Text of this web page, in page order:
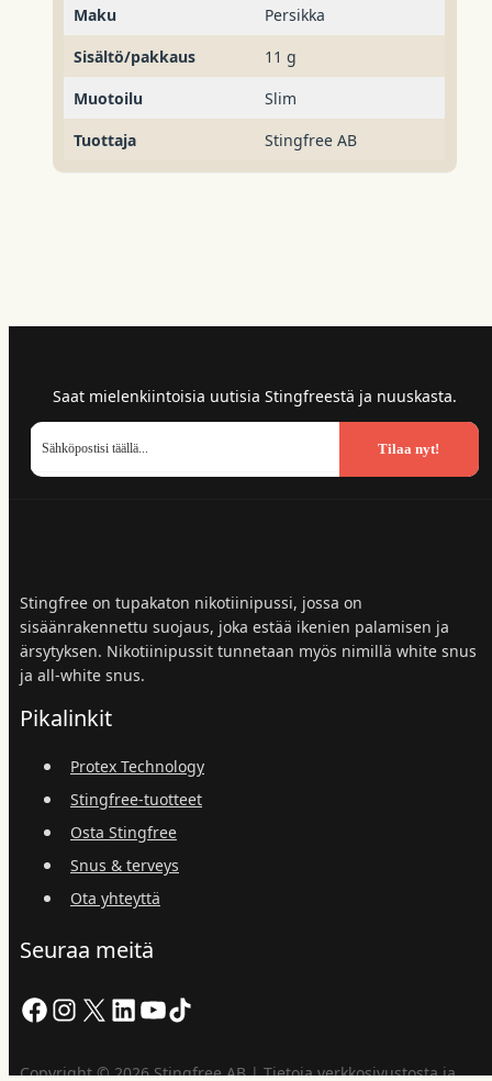
Maku
Persikka
Sisältö/pakkaus
11 g
Muotoilu
Slim
Tuottaja
Stingfree AB
Saat mielenkiintoisia uutisia Stingfreestä ja nuuskasta.
Tilaa nyt!
Stingfree on tupakaton nikotiinipussi, jossa on
sisäänrakennettu suojaus, joka estää ikenien palamisen ja
ärsytyksen. Nikotiinipussit tunnetaan myös nimillä white snus
ja all-white snus.
Pikalinkit
Protex Technology
Stingfree-tuotteet
Osta Stingfree
Snus & terveys
Ota yhteyttä
Seuraa meitä
Facebook
Instagram
X LinkedIn
YouTube
TikTok
Copyright © 2026 Stingfree AB | Tietoja verkkosivustosta ja